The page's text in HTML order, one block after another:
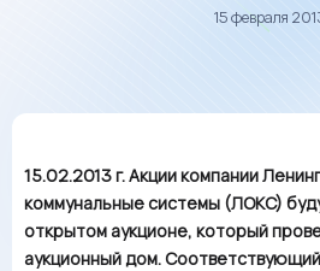
15 февраля
15.02.2013 г. Акции компании
коммунальные системы (ЛОКС)
открытом аукционе, который
аукционный дом.